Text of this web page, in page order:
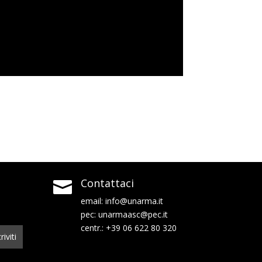
 Contattaci
email: info@unarma.it
pec: unarmaasc@pec.it
centr.: +39 06 622 80 320
 Contattaci
email: info@unarma.it
pec: unarmaasc@pec.it
centr.: +39 06 622 80 320